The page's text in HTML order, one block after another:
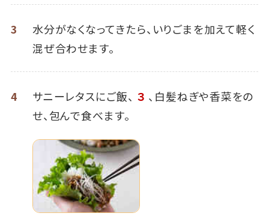
3
水分がなくなってきたら、いりごまを加えて軽く
混ぜ合わせます。
4 サニーレタスにご飯、 ３ 、白髪ねぎや香菜をの
せ、包んで食べます。